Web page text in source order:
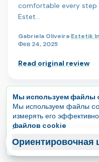
Ориентировочная
comfortable every step
Estet…
Gabriela Oliveira·Estetik
Фев 24, 2025
Read original review
View all
Мы используем файлы
Мы используем файлы
измерять его
файлов cookie
Принять все